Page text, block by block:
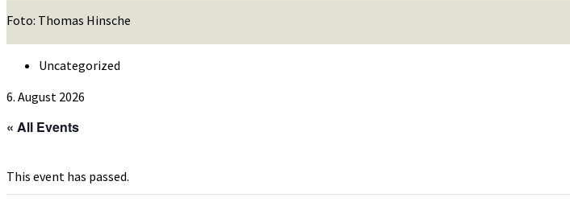
Foto: Thomas Hinsche
Uncategorized
6. August 2026
« All Events
This event has passed.